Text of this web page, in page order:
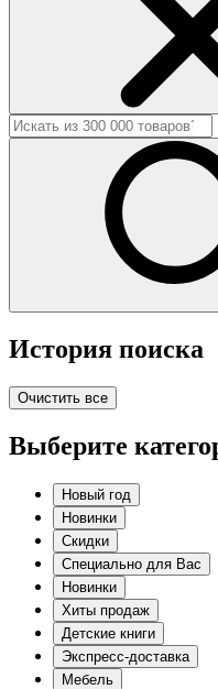
История поиска
Очистить все
Выберите
Новый год
Новинки
Скидки
Специально для Вас
Новинки
Хиты продаж
Детские книги
Экспресс-доставка
Мебель